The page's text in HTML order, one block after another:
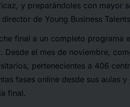
y preparándoles con mayor
de Young Business
final a un completo programa
Desde el mes de noviembre,
pertenecientes a 406
fases online desde sus aulas
final.